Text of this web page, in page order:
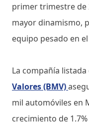
primer trimestre de
mayor dinamismo,
equipo pesado en
La compañía listada
Valores (BMV)
mil automóviles en
crecimiento de